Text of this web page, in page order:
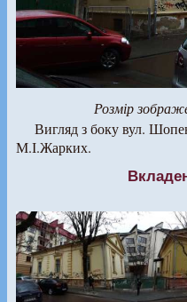
Розмір
Вигляд з боку вул.
М.І.Жарких.